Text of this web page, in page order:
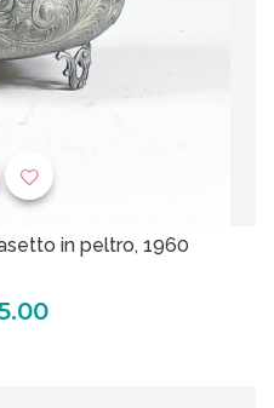
in peltro, 1960